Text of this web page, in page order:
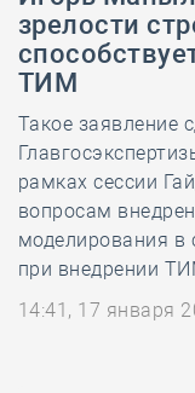
зрелости
ТИМ
Такое заявление
рамках сессии
вопросам
моделирования в
при внедрении
14:41, 17 января